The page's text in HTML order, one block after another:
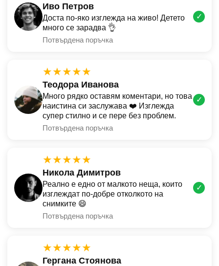
Иво Петров
Доста по-яко изглежда на живо! Детето
много се зарадва 👌
Потвърдена поръчка
✓
★★★★★
Теодора Иванова
Много рядко оставям коментари, но това
наистина си заслужава ❤️ Изглежда
супер стилно и се пере без проблем.
Потвърдена поръчка
✓
★★★★★
Никола Димитров
Реално е едно от малкото неща, които
изглеждат по-добре отколкото на
снимките 😄
Потвърдена поръчка
✓
★★★★★
Гергана Стоянова